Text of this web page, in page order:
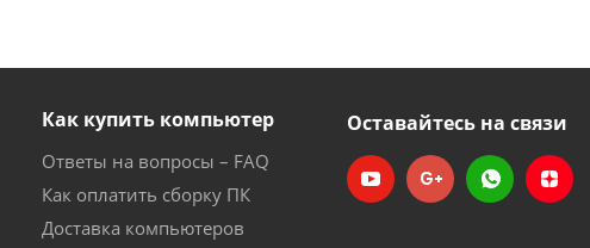
Как купить компьютер
Ответы на вопросы – FAQ
Как оплатить сборку ПК
Доставка компьютеров
Оставайтесь на связи